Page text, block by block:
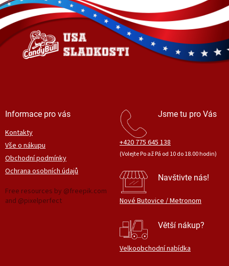
á
p
a
í
Informace pro vás
Kontakty
Vše o nákupu
Obchodní podmínky
Ochrana osobních údajů
Free resources by @freepik.com
and @pixelperfect
Jsme tu pro Vás
+420 775 645 138
(Volejte Po až Pá od 10 do 18.00 hodin)
Navštivte nás!
Nové Butovice / Metronom
Větší nákup?
Velkoobchodní nabídka